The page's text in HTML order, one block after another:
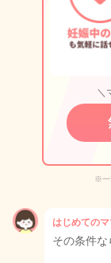
＼
※一
はじめての
その条件な